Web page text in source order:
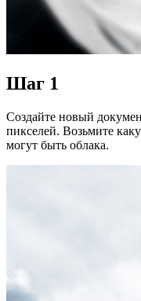
Шаг 1
Создайте новый
пикселей. Возьмите
могут быть облака.